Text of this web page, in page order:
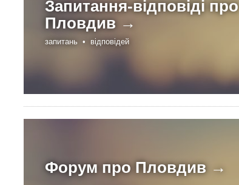
Запитання-відповіді про
Пловдив →
запитань • відповідей
Форум про Пловдив →